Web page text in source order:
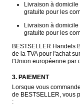
Livraison à
gratuite pour les
Livraison à
gratuite pour les
BESTSELLER Handels
de la TVA pour l'achat
l'Union européenne par
3. PAIEMENT
Lorsque vous
de BESTSELLER, vous
: